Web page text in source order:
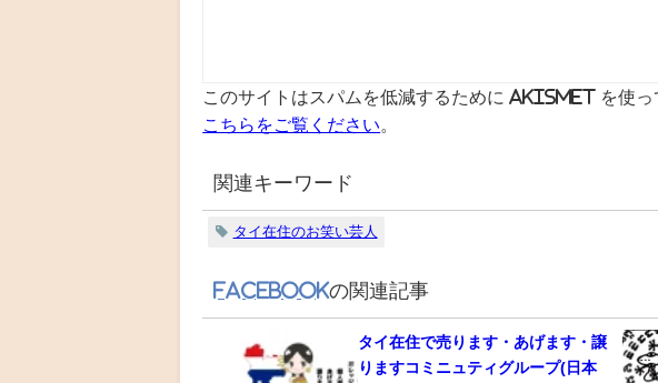
このサイトはスパムを低減するために Akismet を使っ
こちらをご覧ください
関連キーワード
タイ在住のお笑い芸人
Facebookの関連記事
タイ在住で売ります・あげます・譲
りますコミニュティグループ(日本